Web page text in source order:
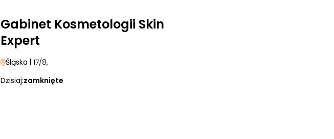
Gabinet Kosmetologii Skin
Expert
Śląska | 17/8,
Dzisiaj:zamknięte